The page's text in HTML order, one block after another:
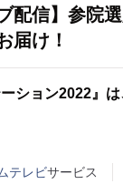
配信】参院
届け！
ション2022』
テレビサービス